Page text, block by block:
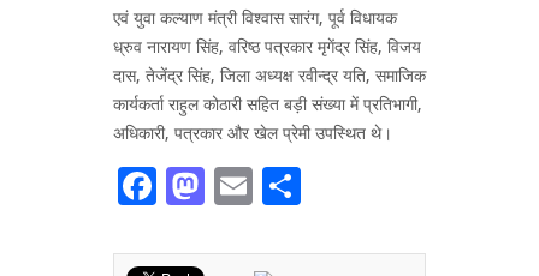
एवं युवा कल्याण मंत्री विश्वास सारंग, पूर्व विधायक
ध्रुव नारायण सिंह, वरिष्ठ पत्रकार मृगेंद्र सिंह, विजय
दास, तेजेंद्र सिंह, जिला अध्यक्ष रवीन्द्र यति, समाजिक
कार्यकर्ता राहुल कोठारी सहित बड़ी संख्या में प्रतिभागी,
अधिकारी, पत्रकार और खेल प्रेमी उपस्थित थे।
Facebook
Mastodon
Email